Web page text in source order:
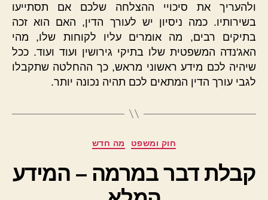
ולהעריך את סיכויי ההצלחה שלכם אם תסתייעו
בשירותיו. כמה ניסיון יש לעורך הדין, האם הוא זכה
בתיקים רבים, מה אומרים עליו לקוחות שלו, מהי
האג'נדה המשפטית שלו בתיקי גירושין ועוד ועוד. ככל
שיהיה לכם מידע ראשוני מראש, כך ההחלטה שתקבלו
לגבי עורך הדין המתאים לכם תהיה נכונה יותר.
קטגוריותחוק ומשפט מה חדש
קבלת דבר במרמה – המידע